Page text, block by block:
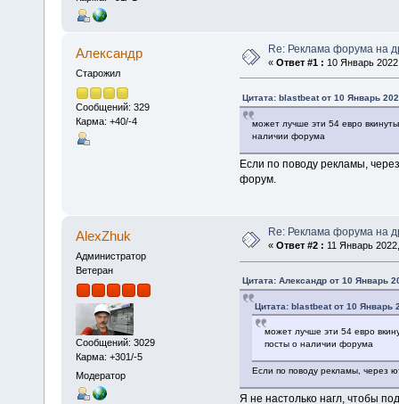
Алексaндр
Старожил
Сообщений: 329
Карма: +40/-4
Re: Реклама форума на
« Ответ #1 : 10 Январь
Цитата: blastbeat от 10 Январь
может лучше эти 54 евро
наличии форума
Если по поводу рекламы,
форум.
AlexZhuk
Администратор
Ветеран
Сообщений: 3029
Карма: +301/-5
Модератор
Re: Реклама форума на
« Ответ #2 : 11 Январь
Цитата: Алексaндр от 10 Январь
Цитата: blastbeat от 10 Январь
может лучше эти 54 евро
посты о наличии форума
Если по поводу рекламы, через
Я не настолько нагл, чтобы